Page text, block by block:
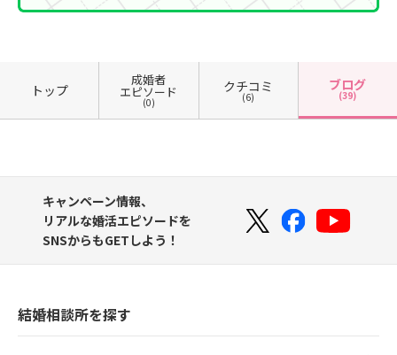
トップ
成婚者
エピソード
(0)
クチコミ
(6)
ブログ
(39)
キャンペーン情報、
リアルな婚活エピソードを
SNSからもGETしよう！
結婚相談所を探す